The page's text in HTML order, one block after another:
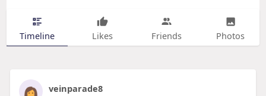
Timeline Likes Friends Photos
veinparade8